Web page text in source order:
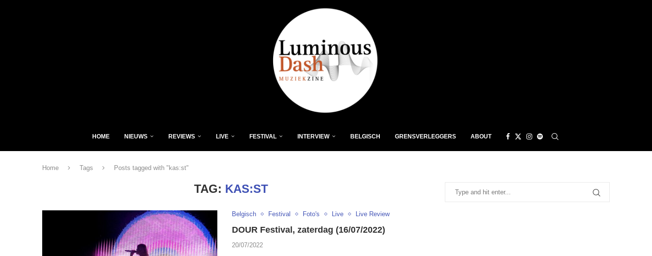
HOME NIEUWS REVIEWS LIVE FESTIVAL INTERVIEW BELGISCH GRENSVERLEGGERS ABOUT
Home Tags Posts tagged with "kas:st"
TAG: KAS:ST
Belgisch Festival Foto's Live Live Review
DOUR Festival, zaterdag (16/07/2022)
20/07/2022